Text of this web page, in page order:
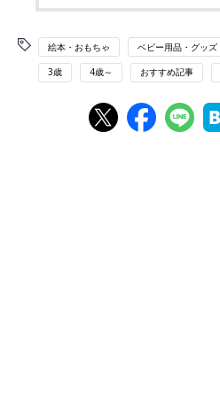
絵本・おもちゃ ベビー用品・グッズ
3歳 4歳～ おすすめ記事